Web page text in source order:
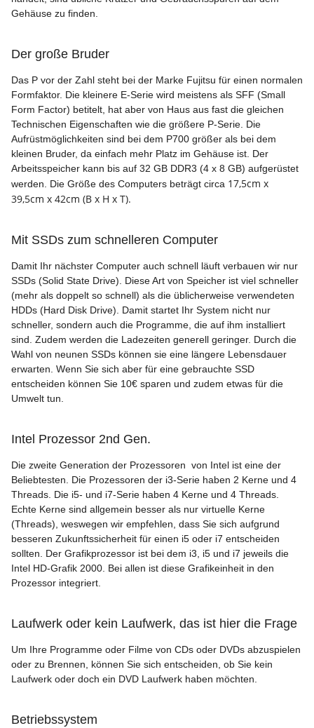
Gehäuse zu finden.
Der große Bruder
Das P vor der Zahl steht bei der Marke Fujitsu für einen normalen
Formfaktor. Die kleinere E-Serie wird meistens als SFF (Small
Form Factor) betitelt, hat aber von Haus aus fast die gleichen
Technischen Eigenschaften wie die größere P-Serie. Die
Aufrüstmöglichkeiten sind bei dem P700 größer als bei dem
kleinen Bruder, da einfach mehr Platz im Gehäuse ist. Der
Arbeitsspeicher kann bis auf 32 GB DDR3 (4 x 8 GB) aufgerüstet
werden. Die Größe des Computers beträgt circa 17,5cm x
39,5cm x 42cm (B x H x T).
Mit SSDs zum schnelleren Computer
Damit Ihr nächster Computer auch schnell läuft verbauen wir nur
SSDs (Solid State Drive). Diese Art von Speicher ist viel schneller
(mehr als doppelt so schnell) als die üblicherweise verwendeten
HDDs (Hard Disk Drive). Damit startet Ihr System nicht nur
schneller, sondern auch die Programme, die auf ihm installiert
sind. Zudem werden die Ladezeiten generell geringer. Durch die
Wahl von neunen SSDs können sie eine längere Lebensdauer
erwarten. Wenn Sie sich aber für eine gebrauchte SSD
entscheiden können Sie 10€ sparen und zudem etwas für die
Umwelt tun.
Intel Prozessor 2nd Gen.
Die zweite Generation der Prozessoren von Intel ist eine der
Beliebtesten. Die Prozessoren der i3-Serie haben 2 Kerne und 4
Threads. Die i5- und i7-Serie haben 4 Kerne und 4 Threads.
Echte Kerne sind allgemein besser als nur virtuelle Kerne
(Threads), weswegen wir empfehlen, dass Sie sich aufgrund
besseren Zukunftssicherheit für einen i5 oder i7 entscheiden
sollten. Der Grafikprozessor ist bei dem i3, i5 und i7 jeweils die
Intel HD-Grafik 2000. Bei allen ist diese Grafikeinheit in den
Prozessor integriert.
Laufwerk oder kein Laufwerk, das ist hier die Frage
Um Ihre Programme oder Filme von CDs oder DVDs abzuspielen
oder zu Brennen, können Sie sich entscheiden, ob Sie kein
Laufwerk oder doch ein DVD Laufwerk haben möchten.
Betriebssystem